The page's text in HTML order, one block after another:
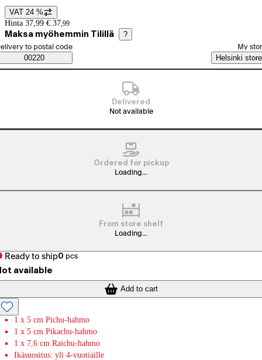
Price details
VAT 24 %
Hinta 37,99 €. 37,99
Maksa myöhemmin Tilillä ?
Saatavuustiedot
order method
to postal code
00220
My
Helsinki store
Delivered
Not available
Ordered for pickup
Loading...
From store shelf
Loading...
Ready to ship0 pcs
available
Add to cart
1 x 5 cm Pichu-hahmo
1 x 5 cm Pikachu-hahmo
1 x 7,6 cm Raichu-hahmo
Ikäsuositus: yli 4-vuotiaille